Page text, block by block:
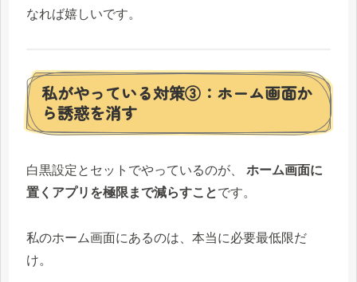
なれば嬉しいです。
私がやっている対策③：ホーム画面か
ら誘惑を消す
白黒設定とセットでやっているのが、 ホーム画面に
置くアプリを極限まで減らすことです。
私のホーム画面にあるのは、本当に必要最低限だ
け。